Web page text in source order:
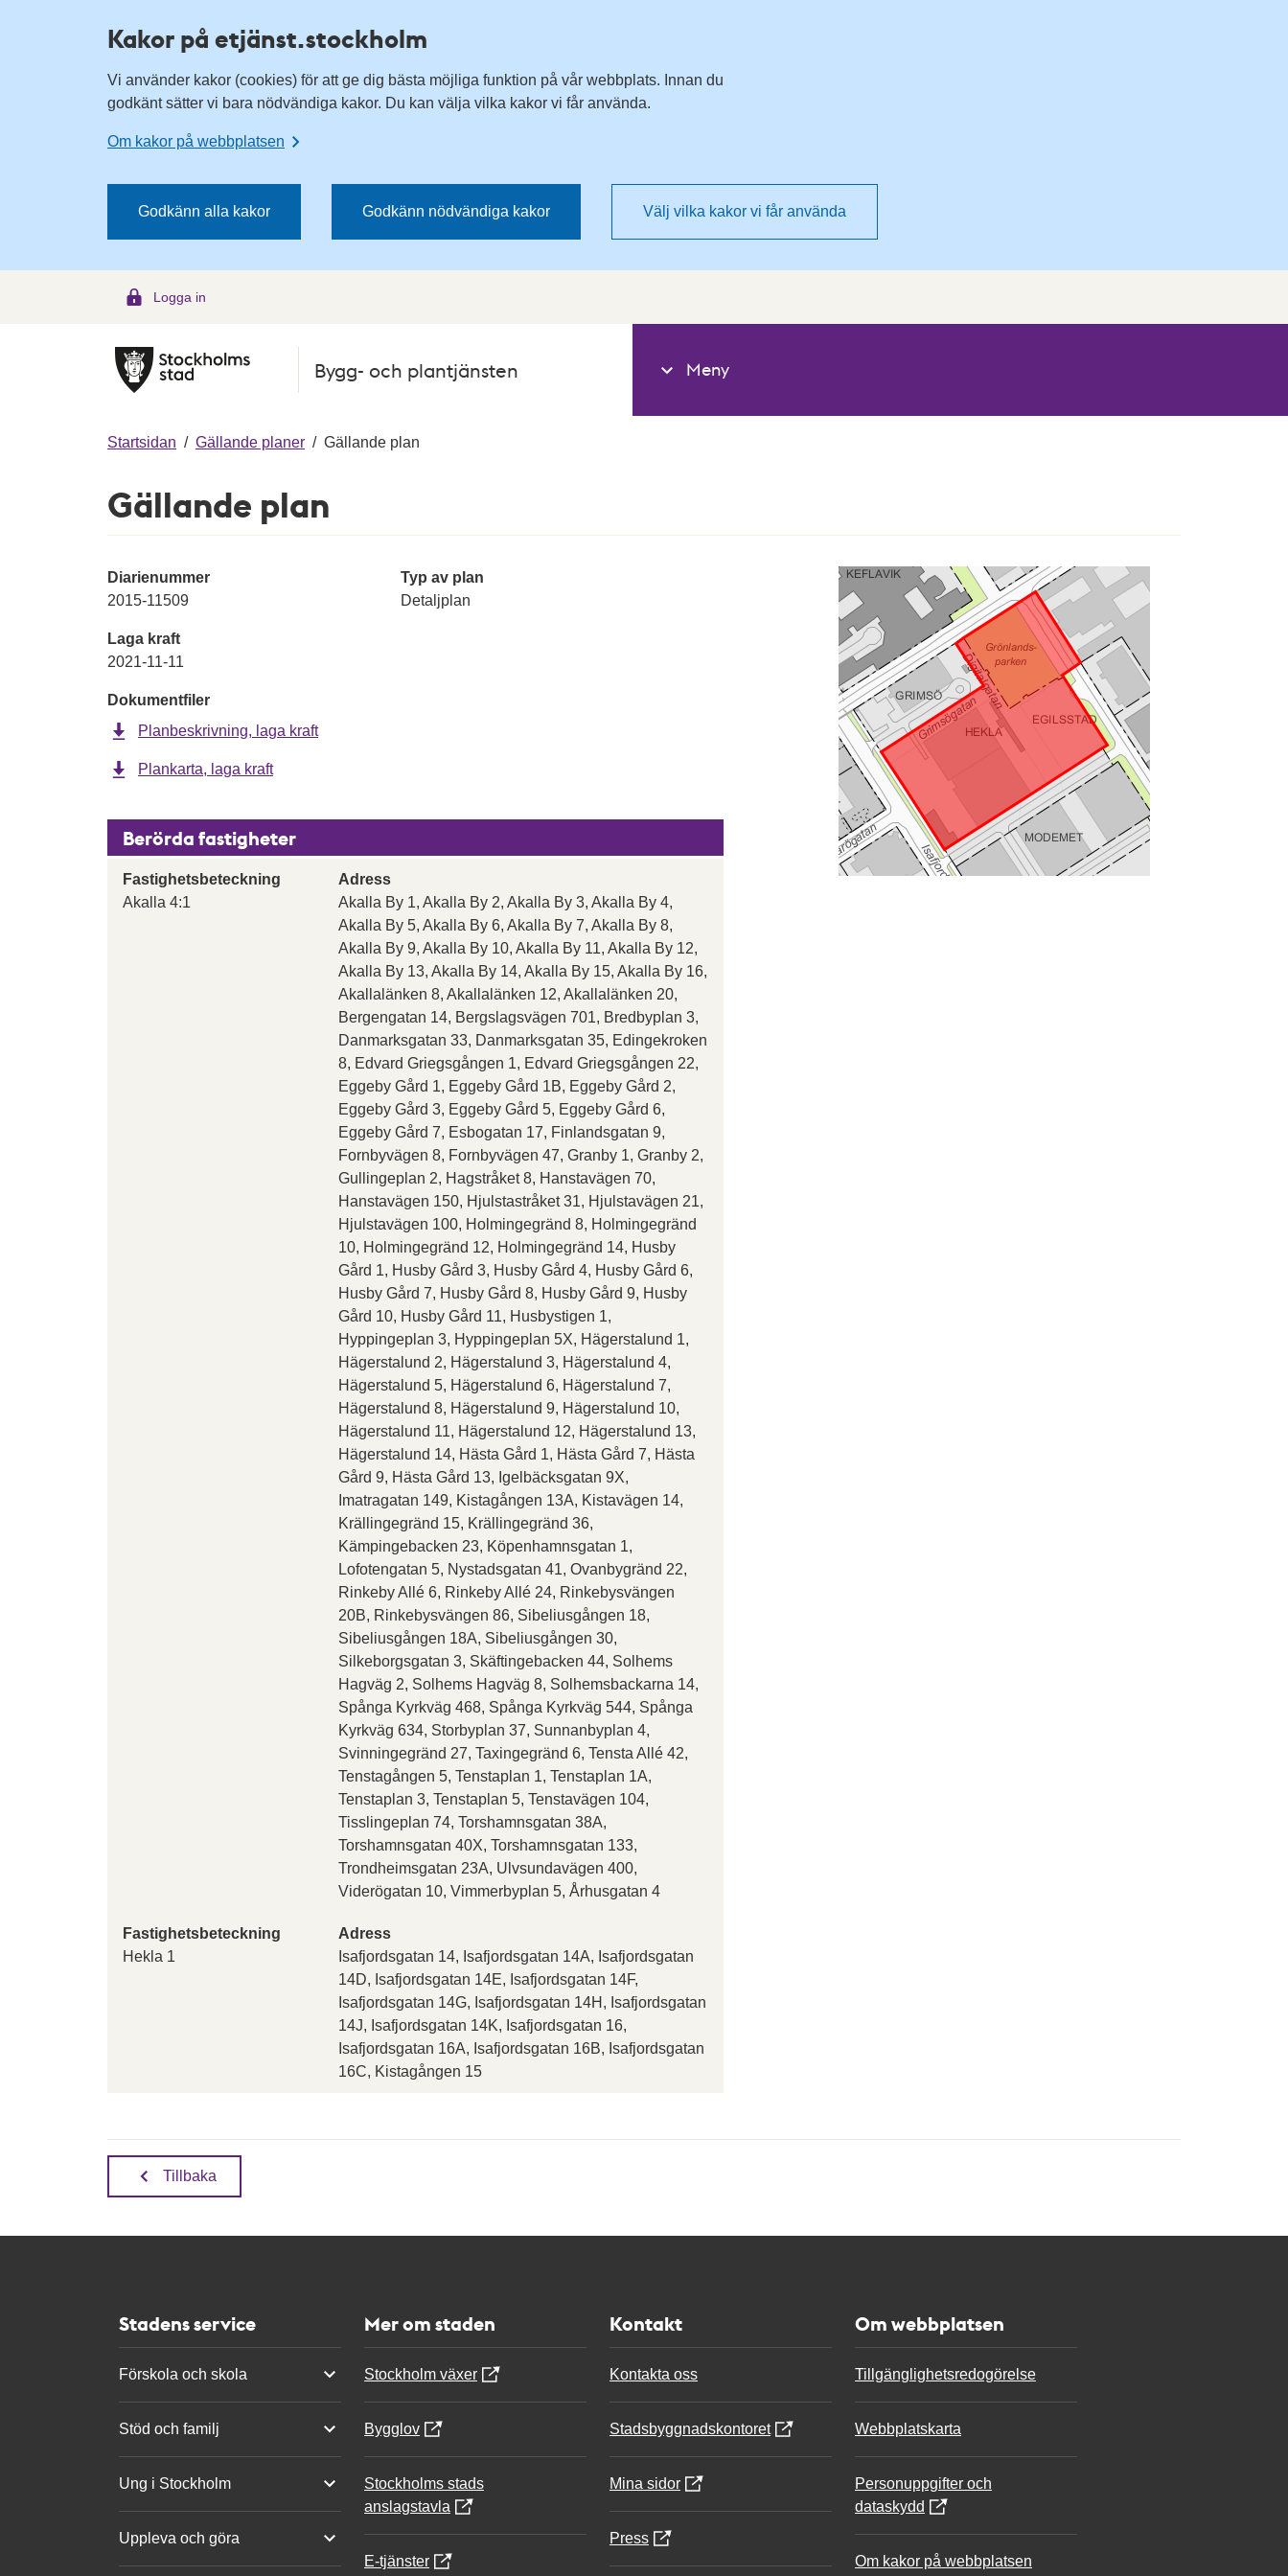
Kakor på etjänst.stockholm
Vi använder kakor (cookies) för att ge dig bästa möjliga funktion på vår webbplats. Innan du
godkänt sätter vi bara nödvändiga kakor. Du kan välja vilka kakor vi får använda.
Om kakor på webbplatsen
Godkänn alla kakor Godkänn nödvändiga kakor Välj vilka kakor vi får använda
Logga in
Bygg- och plantjänsten Meny
Startsidan / Gällande planer / Gällande plan
Gällande plan
Diarienummer
2015-11509
Typ av plan
Detaljplan
Laga kraft
2021-11-11
Dokumentfiler
Planbeskrivning, laga kraft
Plankarta, laga kraft
Berörda fastigheter
Fastighetsbeteckning
Akalla 4:1
Adress
Akalla By 1, Akalla By 2, Akalla By 3, Akalla By 4,
Akalla By 5, Akalla By 6, Akalla By 7, Akalla By 8,
Akalla By 9, Akalla By 10, Akalla By 11, Akalla By 12,
Akalla By 13, Akalla By 14, Akalla By 15, Akalla By 16,
Akallalänken 8, Akallalänken 12, Akallalänken 20,
Bergengatan 14, Bergslagsvägen 701, Bredbyplan 3,
Danmarksgatan 33, Danmarksgatan 35, Edingekroken
8, Edvard Griegsgången 1, Edvard Griegsgången 22,
Eggeby Gård 1, Eggeby Gård 1B, Eggeby Gård 2,
Eggeby Gård 3, Eggeby Gård 5, Eggeby Gård 6,
Eggeby Gård 7, Esbogatan 17, Finlandsgatan 9,
Fornbyvägen 8, Fornbyvägen 47, Granby 1, Granby 2,
Gullingeplan 2, Hagstråket 8, Hanstavägen 70,
Hanstavägen 150, Hjulstastråket 31, Hjulstavägen 21,
Hjulstavägen 100, Holmingegränd 8, Holmingegränd
10, Holmingegränd 12, Holmingegränd 14, Husby
Gård 1, Husby Gård 3, Husby Gård 4, Husby Gård 6,
Husby Gård 7, Husby Gård 8, Husby Gård 9, Husby
Gård 10, Husby Gård 11, Husbystigen 1,
Hyppingeplan 3, Hyppingeplan 5X, Hägerstalund 1,
Hägerstalund 2, Hägerstalund 3, Hägerstalund 4,
Hägerstalund 5, Hägerstalund 6, Hägerstalund 7,
Hägerstalund 8, Hägerstalund 9, Hägerstalund 10,
Hägerstalund 11, Hägerstalund 12, Hägerstalund 13,
Hägerstalund 14, Hästa Gård 1, Hästa Gård 7, Hästa
Gård 9, Hästa Gård 13, Igelbäcksgatan 9X,
Imatragatan 149, Kistagången 13A, Kistavägen 14,
Krällingegränd 15, Krällingegränd 36,
Kämpingebacken 23, Köpenhamnsgatan 1,
Lofotengatan 5, Nystadsgatan 41, Ovanbygränd 22,
Rinkeby Allé 6, Rinkeby Allé 24, Rinkebysvängen
20B, Rinkebysvängen 86, Sibeliusgången 18,
Sibeliusgången 18A, Sibeliusgången 30,
Silkeborgsgatan 3, Skäftingebacken 44, Solhems
Hagväg 2, Solhems Hagväg 8, Solhemsbackarna 14,
Spånga Kyrkväg 468, Spånga Kyrkväg 544, Spånga
Kyrkväg 634, Storbyplan 37, Sunnanbyplan 4,
Svinningegränd 27, Taxingegränd 6, Tensta Allé 42,
Tenstagången 5, Tenstaplan 1, Tenstaplan 1A,
Tenstaplan 3, Tenstaplan 5, Tenstavägen 104,
Tisslingeplan 74, Torshamnsgatan 38A,
Torshamnsgatan 40X, Torshamnsgatan 133,
Trondheimsgatan 23A, Ulvsundavägen 400,
Viderögatan 10, Vimmerbyplan 5, Århusgatan 4
Fastighetsbeteckning
Hekla 1
Adress
Isafjordsgatan 14, Isafjordsgatan 14A, Isafjordsgatan
14D, Isafjordsgatan 14E, Isafjordsgatan 14F,
Isafjordsgatan 14G, Isafjordsgatan 14H, Isafjordsgatan
14J, Isafjordsgatan 14K, Isafjordsgatan 16,
Isafjordsgatan 16A, Isafjordsgatan 16B, Isafjordsgatan
16C, Kistagången 15
Tillbaka
Stadens service
Förskola och skola
Stöd och familj
Ung i Stockholm
Uppleva och göra
Mer om staden
Stockholm växer
Bygglov
Stockholms stads
anslagstavla
E-tjänster
Kontakt
Kontakta oss
Stadsbyggnadskontoret
Mina sidor
Press
Om webbplatsen
Tillgänglighetsredogörelse
Webbplatskarta
Personuppgifter och
dataskydd
Om kakor på webbplatsen